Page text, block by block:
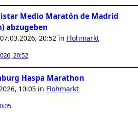
Medio Maratón de Madrid
abzugeben
07.03.2026, 20:52 in Flohmarkt
20:52
Haspa Marathon
10:05 in Flohmarkt